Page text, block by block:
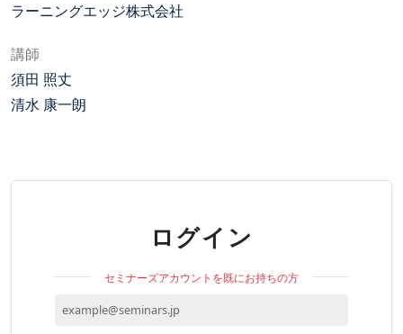
ラーニングエッジ株式会社
講師
須田 照丈
清水 康一朗
ログイン
セミナーズアカウントを既にお持ちの方